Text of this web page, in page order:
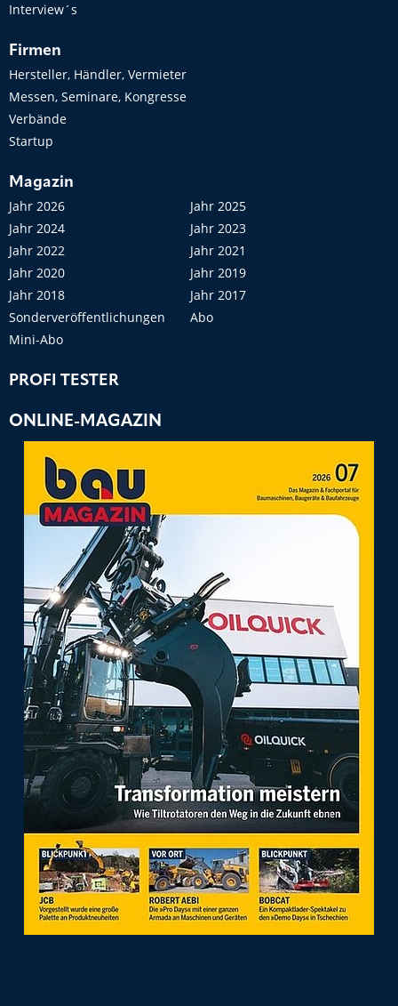
Interview´s
Firmen
Hersteller, Händler, Vermieter
Messen, Seminare, Kongresse
Verbände
Startup
Magazin
Jahr 2026
Jahr 2025
Jahr 2024
Jahr 2023
Jahr 2022
Jahr 2021
Jahr 2020
Jahr 2019
Jahr 2018
Jahr 2017
Sonderveröffentlichungen
Abo
Mini-Abo
PROFI TESTER
ONLINE-MAGAZIN